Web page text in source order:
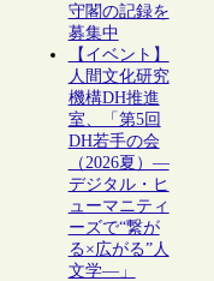
守閣の記録を
募集中
【イベント】
人間文化研究
機構DH推進
室、「第5回
DH若手の会
（2026夏）―
デジタル・ヒ
ューマニティ
ーズで“繋が
る×広がる”人
文学―」